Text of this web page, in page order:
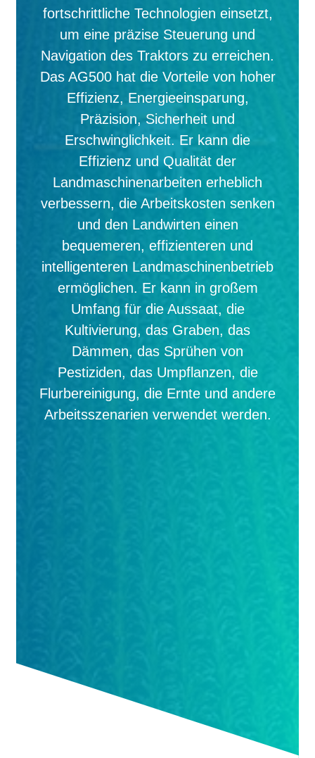
fortschrittliche Technologien einsetzt,
um eine präzise Steuerung und
Navigation des Traktors zu erreichen.
Das AG500 hat die Vorteile von hoher
Effizienz, Energieeinsparung,
Präzision, Sicherheit und
Erschwinglichkeit. Er kann die
Effizienz und Qualität der
Landmaschinenarbeiten erheblich
verbessern, die Arbeitskosten senken
und den Landwirten einen
bequemeren, effizienteren und
intelligenteren Landmaschinenbetrieb
ermöglichen. Er kann in großem
Umfang für die Aussaat, die
Kultivierung, das Graben, das
Dämmen, das Sprühen von
Pestiziden, das Umpflanzen, die
Flurbereinigung, die Ernte und andere
Arbeitsszenarien verwendet werden.